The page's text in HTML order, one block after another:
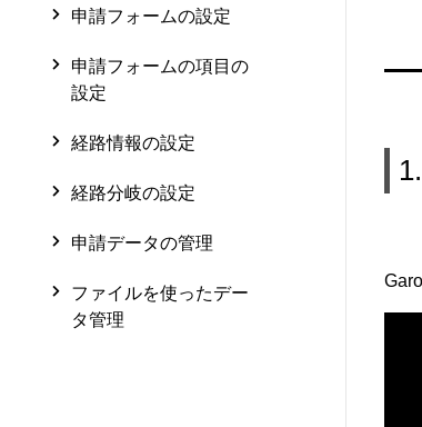
申請フォームの設定
申請フォームの項目の
設定
経路情報の設定
経路分岐の設定
申請データの管理
ファイルを使ったデー
タ管理